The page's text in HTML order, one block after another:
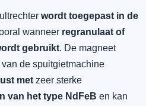
wordt toegepast in de
wanneer regranulaat of
gebruikt. De magneet
de spuitgietmachine
met zeer sterke
van het type NdFeB en kan